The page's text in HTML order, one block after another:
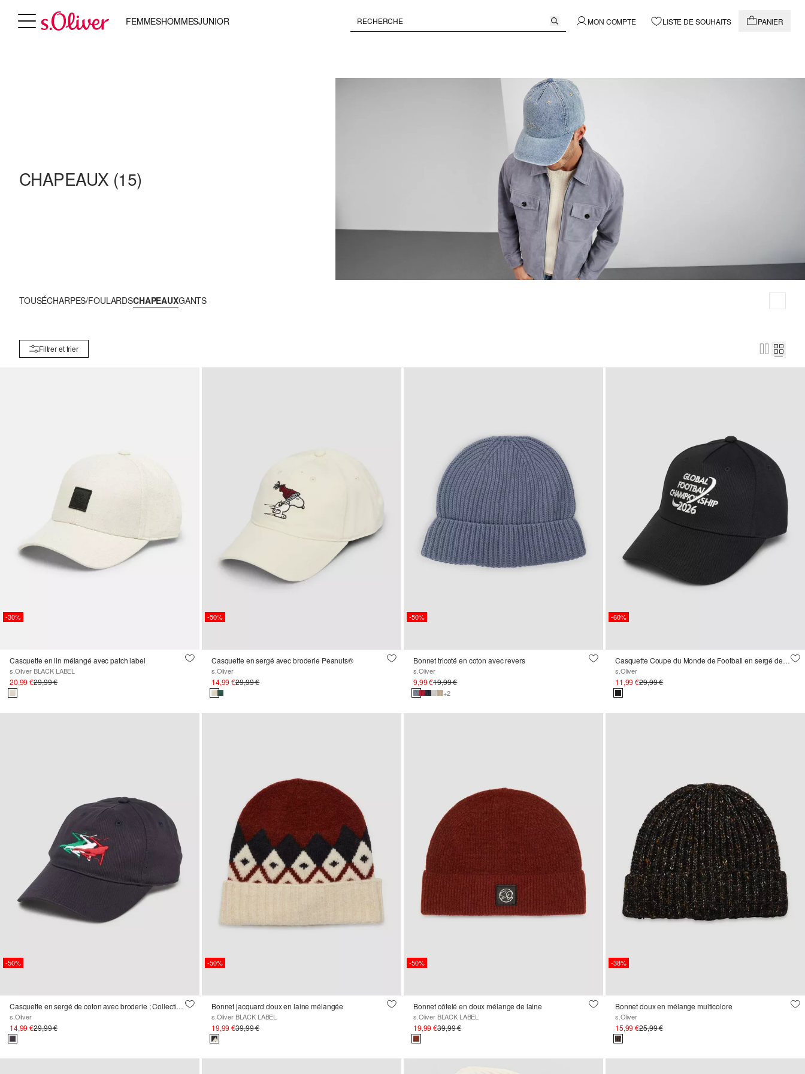
FEMMESHOMMESJUNIOR MON COMPTE LISTE DE SOUHAITS PANIER
CHAPEAUX (15)
TOUSÉCHARPES/FOULARDSCHAPEAUXGANTS
Filtrer et trier
-30%
Casquette en lin mélangé avec patch label
s.Oliver BLACK LABEL
20,99 €29,99 €
-50%
Casquette en sergé avec broderie Peanuts®
s.Oliver
14,99 €29,99 €
-50%
Bonnet tricoté en coton avec revers
s.Oliver
9,99 €19,99 €
+2
-60%
Casquette Coupe du Monde de Football en sergé de coton
s.Oliver
11,99 €29,99 €
-50%
Casquette en sergé de coton avec broderie ; Collection sports d'hiver
s.Oliver
14,99 €29,99 €
-50%
Bonnet jacquard doux en laine mélangée
s.Oliver BLACK LABEL
19,99 €39,99 €
-50%
Bonnet côtelé en doux mélange de laine
s.Oliver BLACK LABEL
19,99 €39,99 €
-38%
Bonnet doux en mélange multicolore
s.Oliver
15,99 €25,99 €